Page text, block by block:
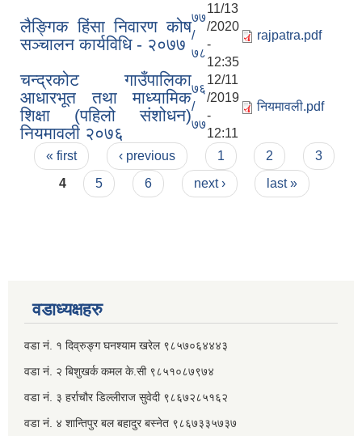
लैङ्गिक हिंसा निवारण कोष
सञ्चालन कार्यविधि - २०७७
७७
/
७८
11/13
/2020
-
12:35
rajpatra.pdf
चन्द्रकोट गाउँपालिका
आधारभूत तथा माध्यामिक
शिक्षा (पहिलो संशोधन)
नियमावली २०७६
७६
/
७७
12/11
/2019
-
12:11
नियमावली.pdf
Pages
« first ‹ previous 1 2
3
4
5 6 next › last »
वडाध्यक्षहरु
वडा नं. १ दिव्रुङ्ग घनश्याम खरेल ९८५७०६४४४३
वडा नं. २ ‌‍बिशुखर्क कमल के.सी ९८५१०८७९७४
वडा नं. ३ हर्राचौर डिल्लीराज सुवेदी ९८६७२८५१६२
वडा नं. ४ शान्तिपुर बल बहादुर बस्नेत​ ९८६७३३५७३७